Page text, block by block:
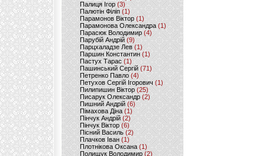
Палиця Ігор (3)
Палютін Філіп(1)
Парамонов Віктор (1)
Парамонова Олександра(1)
Парасюк Володимир(4)
Парубій Андрій (9)
Парцхаладзе Лев (1)
Паршин Константин(1)
Пастух Тарас (1)
Пашинський Сергій (71)
Петренко Павло (4)
Петухов Сергій Ігорович (1)
Пилипишин Віктор(25)
Писарук Олександр(2)
Пишний Андрій (6)
Пімахова Діна(1)
Пінчук Андрій(2)
Пінчук Віктор (6)
Пісний Василь (2)
Плачков Іван(1)
Плотнікова Оксана (1)
Полищук Володимир(2)